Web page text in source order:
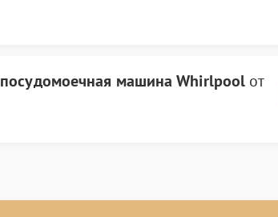
посудомоечная машина Whirlpool от